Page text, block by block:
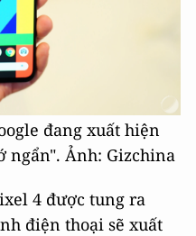
đang xuất hiện
ngẩn". Ảnh: Gizchina
4 được tung ra
điện thoại sẽ xuất